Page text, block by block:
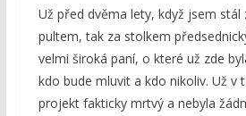
Už před dvěma lety, když jsem stál
pultem, tak za stolkem
velmi široká paní, o které už zde
kdo bude mluvit a kdo nikoliv. Už v
projekt fakticky mrtvý a nebyla